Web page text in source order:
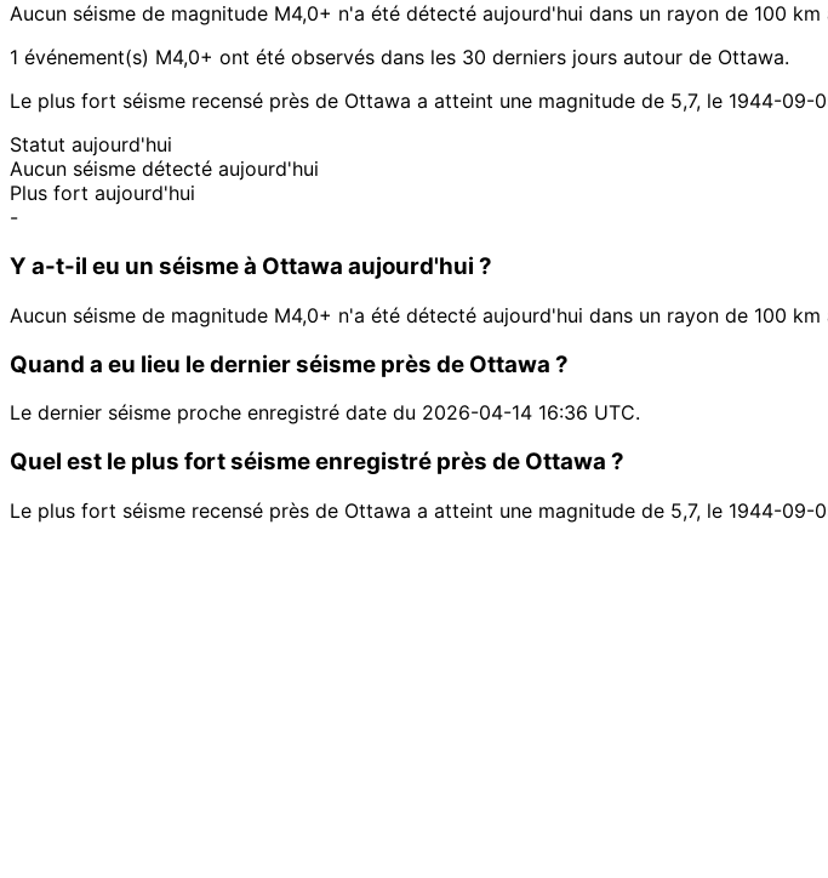
Aucun séisme de magnitude M4,0+ n'a été détecté aujourd'hui dans un rayon de 100
1 événement(s) M4,0+ ont été observés dans les 30 derniers jours autour de Ottawa.
Le plus fort séisme recensé près de Ottawa a atteint une magnitude de 5,7, le 1944-09-
Statut aujourd'hui
Aucun séisme détecté aujourd'hui
Plus fort aujourd'hui
-
Y a-t-il eu un séisme à Ottawa aujourd'hui ?
Aucun séisme de magnitude M4,0+ n'a été détecté aujourd'hui dans un rayon de 100
Quand a eu lieu le dernier séisme près de Ottawa ?
Le dernier séisme proche enregistré date du 2026-04-14 16:36 UTC.
Quel est le plus fort séisme enregistré près de Ottawa ?
Le plus fort séisme recensé près de Ottawa a atteint une magnitude de 5,7, le 1944-09-